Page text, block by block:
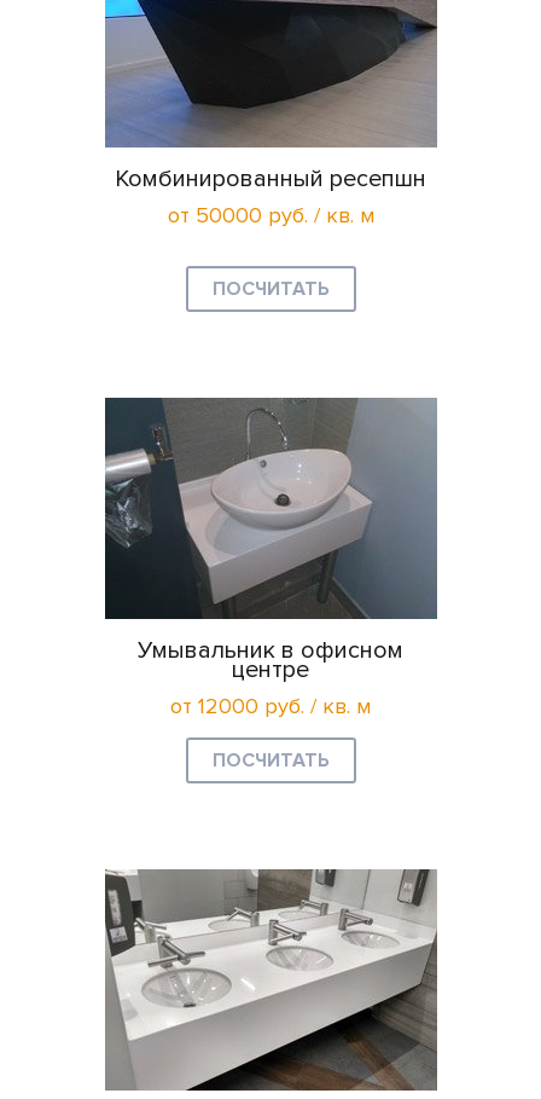
Комбинированный ресепшн
от 50000 руб. / кв. м
ПОСЧИТАТЬ
Умывальник в офисном
центре
от 12000 руб. / кв. м
ПОСЧИТАТЬ